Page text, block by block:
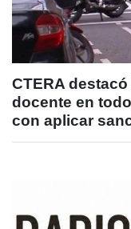
CTERA
docente en
con aplicar